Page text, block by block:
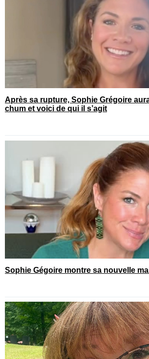
Après sa rupture, Sophie Grégoire
chum et voici de qui il s’agit
Sophie Gégoire montre sa nouvelle